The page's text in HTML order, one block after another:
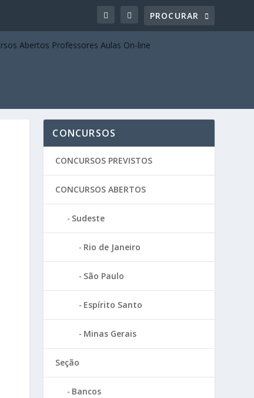
CONCURSOS
CONCURSOS PREVISTOS
CONCURSOS ABERTOS
Sudeste
Rio de Janeiro
São Paulo
Espírito Santo
Minas Gerais
Seção
Bancos